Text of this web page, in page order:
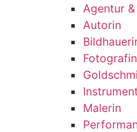
Agentur
Autorin
Fotografin
Malerin